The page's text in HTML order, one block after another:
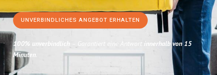
UNVERBINDLICHES ANGEBOT ERHALTEN
100% unverbindlich – Garantiert eine Antwort innerhalb von 15
Minuten.